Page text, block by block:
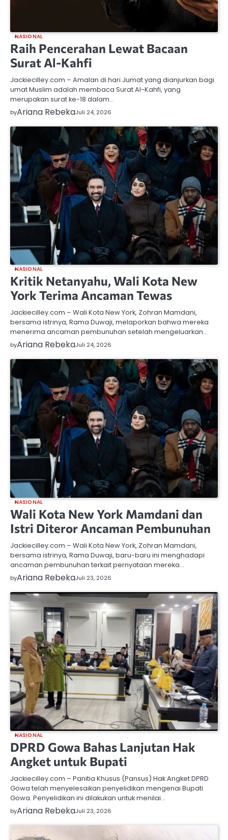
NASIONAL
Raih Pencerahan Lewat Bacaan
Surat Al-Kahfi
Jackiecilley.com – Amalan di hari Jumat yang dianjurkan bagi
umat Muslim adalah membaca Surat Al-Kahfi, yang
merupakan surat ke-18 dalam…
byAriana RebekaJuli 24, 2026
NASIONAL
Kritik Netanyahu, Wali Kota New
York Terima Ancaman Tewas
Jackiecilley.com – Wali Kota New York, Zohran Mamdani,
bersama istrinya, Rama Duwaji, melaporkan bahwa mereka
menerima ancaman pembunuhan setelah mengeluarkan…
byAriana RebekaJuli 24, 2026
NASIONAL
Wali Kota New York Mamdani dan
Istri Diteror Ancaman Pembunuhan
Jackiecilley.com – Wali Kota New York, Zohran Mamdani,
bersama istrinya, Rama Duwaji, baru-baru ini menghadapi
ancaman pembunuhan terkait pernyataan mereka…
byAriana RebekaJuli 23, 2026
NASIONAL
DPRD Gowa Bahas Lanjutan Hak
Angket untuk Bupati
Jackiecilley.com – Panitia Khusus (Pansus) Hak Angket DPRD
Gowa telah menyelesaikan penyelidikan mengenai Bupati
Gowa. Penyelidikan ini dilakukan untuk menilai…
byAriana RebekaJuli 23, 2026